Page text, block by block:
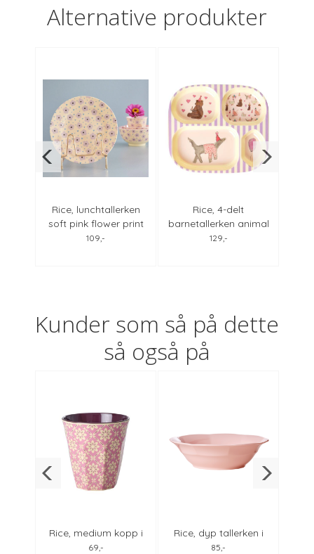
Alternative produkter
Rice, lunchtallerken
soft pink flower print
109,-
Rice, 4-delt
barnetallerken animal
lavender print
129,-
Kunder som så på dette
så også på
Rice, medium kopp i
melamin, graphic
69,-
Rice, dyp tallerken i
melamin, soft pink
85,-